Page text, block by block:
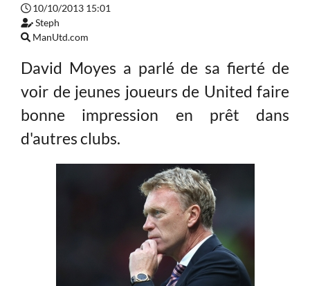
10/10/2013 15:01
Steph
ManUtd.com
David Moyes a parlé de sa fierté de
voir de jeunes joueurs de United faire
bonne impression en prêt dans
d'autres clubs.